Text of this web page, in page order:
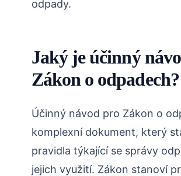
odpady.
Jaký je účinný
Zákon o odpadech?
Účinný návod pro Zákon o
komplexní dokument, který
pravidla týkající se správy
jejich využití. Zákon stanoví